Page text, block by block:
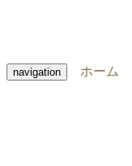
navigation ホーム